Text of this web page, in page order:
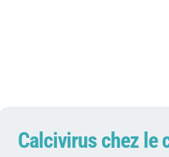
Calcivirus chez le